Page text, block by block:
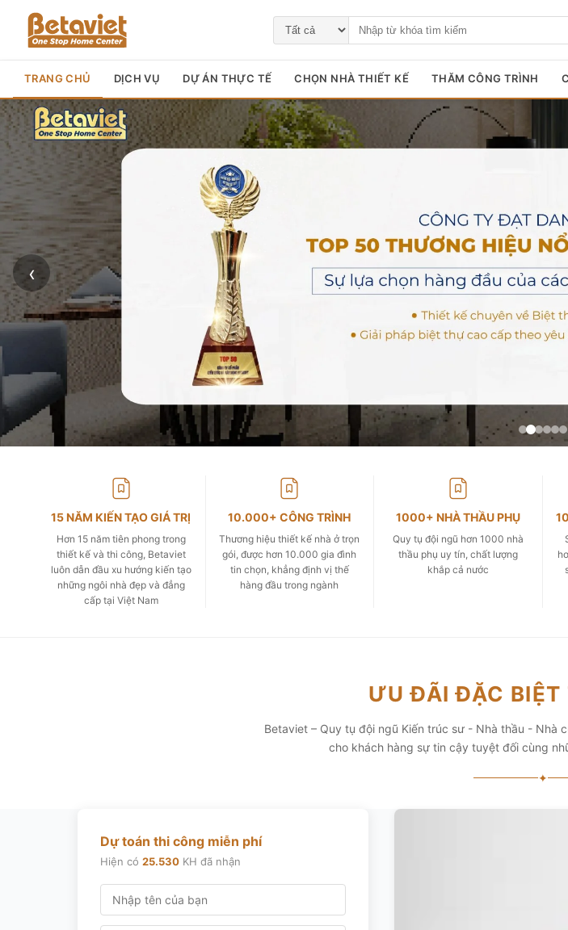
TRANG CHỦ DỊCH VỤ DỰ ÁN THỰC TẾ CHỌN NHÀ THIẾT KẾ THĂM CÔNG TRÌNH
‹
15 NĂM KIẾN TẠO GIÁ TRỊ
Hơn 15 năm tiên phong trong
thiết kế và thi công, Betaviet
luôn dẫn đầu xu hướng kiến tạo
những ngôi nhà đẹp và đẳng
cấp tại Việt Nam
10.000+ CÔNG TRÌNH
Thương hiệu thiết kế nhà ở trọn
gói, được hơn 10.000 gia đình
tin chọn, khẳng định vị thế
hàng đầu trong ngành
1000+ NHÀ THẦU PHỤ
Quy tụ đội ngũ hơn 1000 nhà
thầu phụ uy tín, chất lượng
khắp cả nước
ƯU ĐÃI ĐẶC BIỆT
Betaviet – Quy tụ đội ngũ Kiến trúc sư - Nhà thầu - Nhà
cho khách hàng sự tin cậy tuyệt đối cùng
✦
Dự toán thi công miễn phí
Hiện có 25.530 KH đã nhận